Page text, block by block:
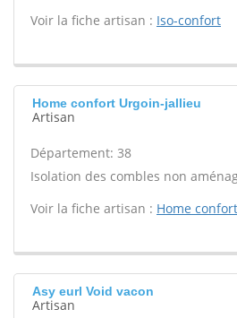
Voir la fiche artisan : Iso-confort
Home confort Urgoin-jallieu
Artisan
Département: 38
Isolation des combles non
Voir la fiche artisan : Home confort
Asy eurl Void vacon
Artisan